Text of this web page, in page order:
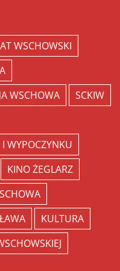
WSCHOWSKI
WSCHOWA
SCKIW
WYPOCZYNKU
KINO ŻEGLARZ
KULTURA